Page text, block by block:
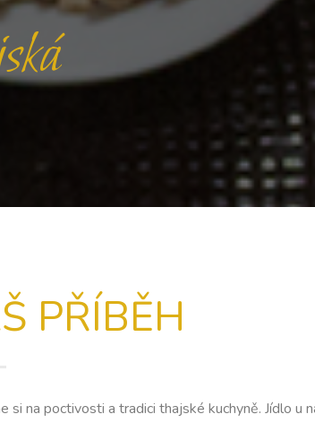
PŘÍBĚH
si na poctivosti a tradici thajské kuchyně. Jídlo u